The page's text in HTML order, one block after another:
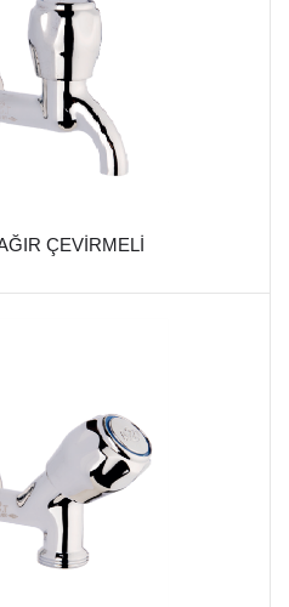
ÇEVİRMELİ